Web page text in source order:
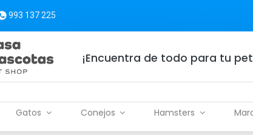
993 137 225
¡Encuentra de todo para tu
Gatos Conejos Hamsters